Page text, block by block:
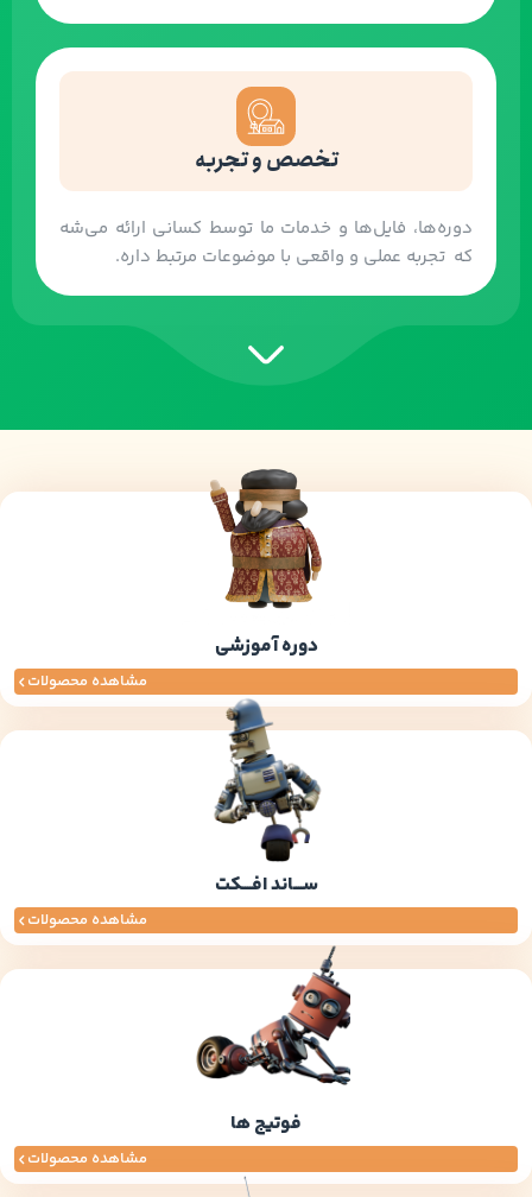
تخصص و تجربه
دوره‌ها، فایل‌ها و خدمات ما توسط کسانی ارائه می‌شه
که تجربه عملی و واقعی با موضوعات مرتبط داره.
دوره آموزشی
مشاهده محصولات
ســــاند افــــکت
مشاهده محصولات
فوتیج ها
مشاهده محصولات